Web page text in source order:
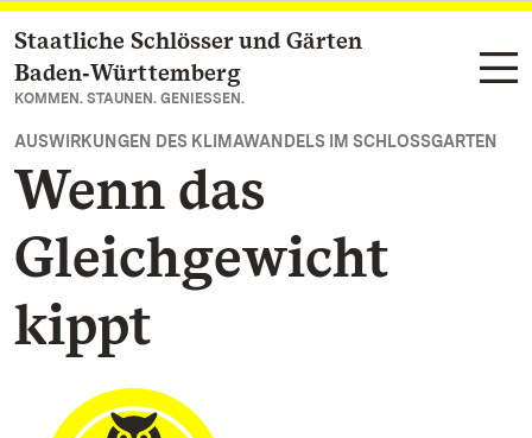
Zum Hauptinhalt springen
Staatliche Schlösser und Gärten
Baden‑Württemberg
KOMMEN. STAUNEN. GENIESSEN.
AUSWIRKUNGEN DES KLIMAWANDELS IM SCHLOSSGARTEN
Wenn das
Gleichgewicht
kippt